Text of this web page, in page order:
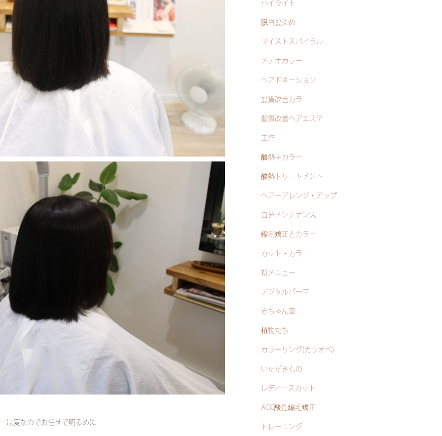
は夏なのでお任せで明るめに
ハイライト
脱白髪染め
ツイストスパイラル
メテオカラー
ヘアドネーション
髪質改善カラー
髪質改善ヘアエステ
工作
酸熱＋カラー
酸熱トリートメント
ヘアーアレンジ・アップ
自分メンテナンス
縮毛矯正とカラー
カット・カラー
新メニュー
デジタルパーマ
赤ちゃん筆
植物たち
カラーリング(カラオペ)
いただきもの
レディースカット
ACC酸性縮毛矯正
トレーニング